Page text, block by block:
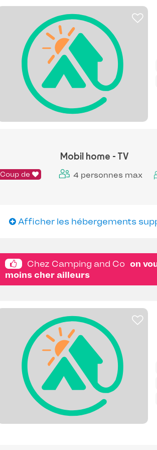
Coup de
Mobil home - TV
4 personnes max
Afficher les hébergements
Chez Camping and Co on
moins cher ailleurs